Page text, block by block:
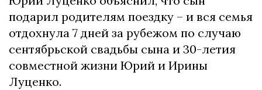
подарил родителям поездку – и вся семья
отдохнула 7 дней за рубежом по случаю
сентябрьской свадьбы сына и 30-летия
совместной жизни Юрий и Ирины
Луценко.